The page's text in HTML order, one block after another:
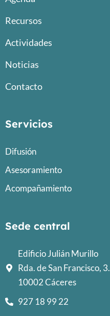
Recursos
Actividades
Noticias
Contacto
Servicios
Difusión
Asesoramiento
Acompañamiento
Sede central
Edificio Julián Murillo
Rda. de San Francisco, 3.
10002 Cáceres
927 18 99 22